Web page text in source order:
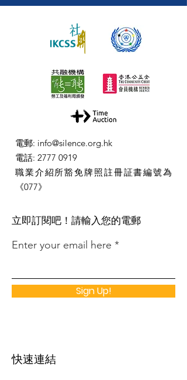
電郵: info@silence.org.hk
電話: 2777 0919
職業介紹所豁免牌照註冊証書編號為
《077》
​立即訂閱吧！請輸入您的電郵
Enter your email here
Sign Up!
快速連結